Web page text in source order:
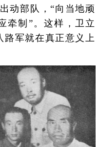
动部队，“向当地顽
牵制”。这样，卫立
路军就在真正意义上